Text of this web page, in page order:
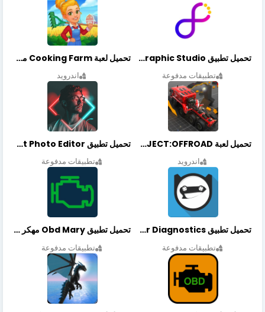
تحميل تطبيق Graphic Studio مهكر أخر إصدار
تطبيقات مدفوعة
تحميل لعبة Cooking Farm مهكرة أخر إصدار
اندرويد
تحميل لعبة PROJECT:OFFROAD مهكرة أخر إصدار
اندرويد
تحميل تطبيق NeonArt Photo Editor مهكر أخر إصدار
تطبيقات مدفوعة
تحميل تطبيق OBDeleven Car Diagnostics مهكر أخر إصدار
تطبيقات مدفوعة
تحميل تطبيق Obd Mary مهكر أخر إصدار
تطبيقات مدفوعة